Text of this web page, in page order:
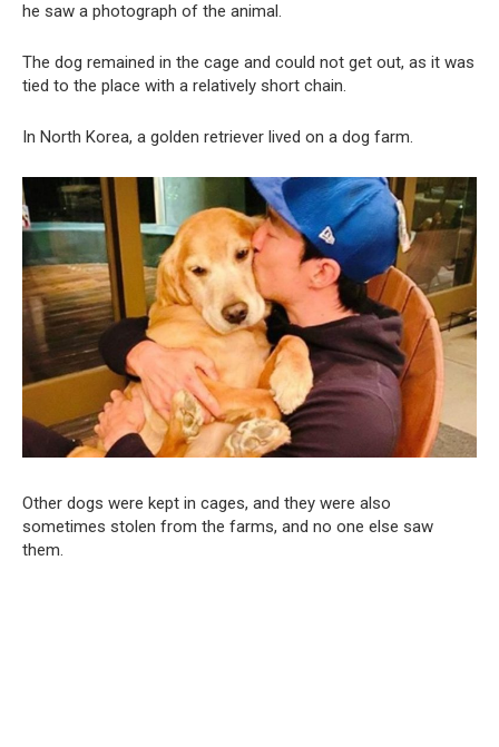
he saw a photograph of the animal.
The dog remained in the cage and could not get out, as it was
tied to the place with a relatively short chain.
In North Korea, a golden retriever lived on a dog farm.
Other dogs were kept in cages, and they were also
sometimes stolen from the farms, and no one else saw
them.